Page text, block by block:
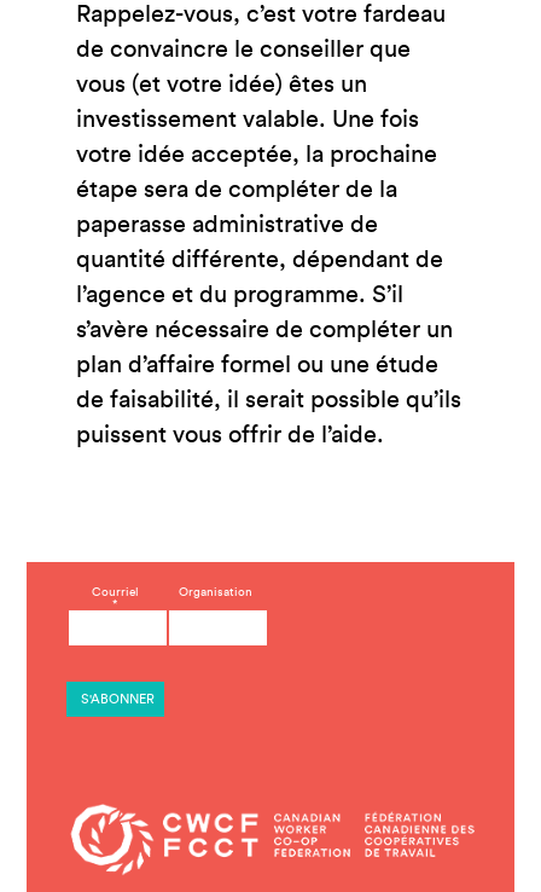
Rappelez-vous, c’est votre fardeau
de convaincre le conseiller que
vous (et votre idée) êtes un
investissement valable. Une fois
votre idée acceptée, la prochaine
étape sera de compléter de la
paperasse administrative de
quantité différente, dépendant de
l’agence et du programme. S’il
s’avère nécessaire de compléter un
plan d’affaire formel ou une étude
de faisabilité, il serait possible qu’ils
puissent vous offrir de l’aide.
Courriel
*
Organisation
o
a
c